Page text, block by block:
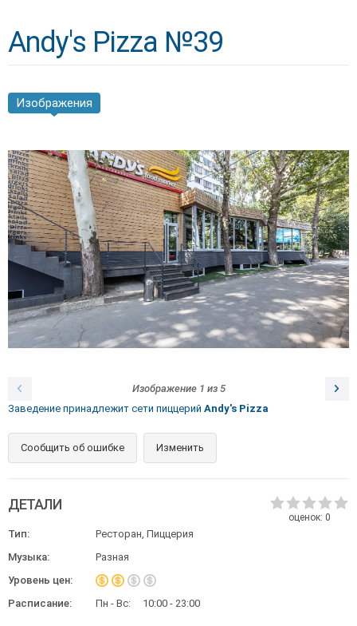
Andy's Pizza №39
Изображения
Изображение 1 из 5
Заведение принадлежит сети пиццерий Andy's Pizza
Сообщить об ошибке Изменить
оценок: 0
ДЕТАЛИ
Тип:
Ресторан, Пиццерия
Музыка:
Разная
Уровень цен:
Расписание:
Пн - Вс: 10:00 - 23:00